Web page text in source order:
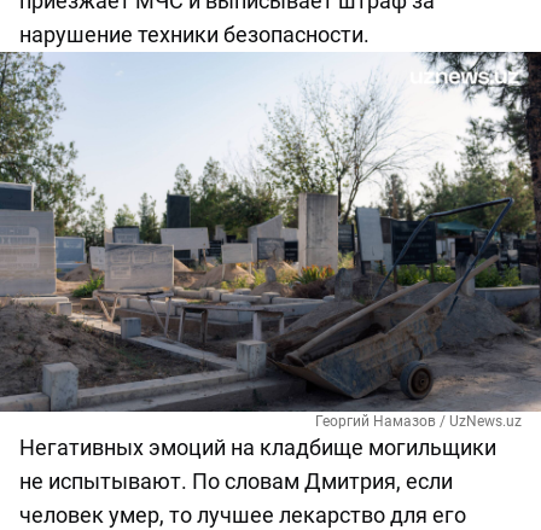
нарушение техники безопасности.
Георгий Намазов / UzNews.uz
Негативных эмоций на кладбище могильщики
не испытывают. По словам Дмитрия, если
человек умер, то лучшее лекарство для его